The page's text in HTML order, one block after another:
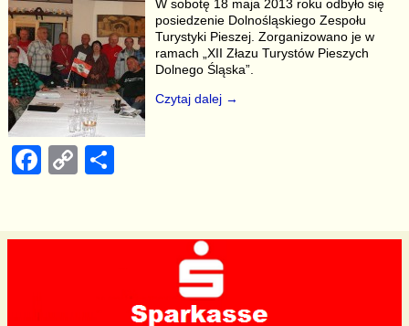
o
o
k
n
k
W sobotę 18 maja 2013 roku odbyło się
posiedzenie Dolnośląskiego Zespołu
Turystyki Pieszej. Zorganizowano je w
ramach „XII Złazu Turystów Pieszych
Dolnego Śląska”.
Czytaj dalej →
F
e
C
y
S
e